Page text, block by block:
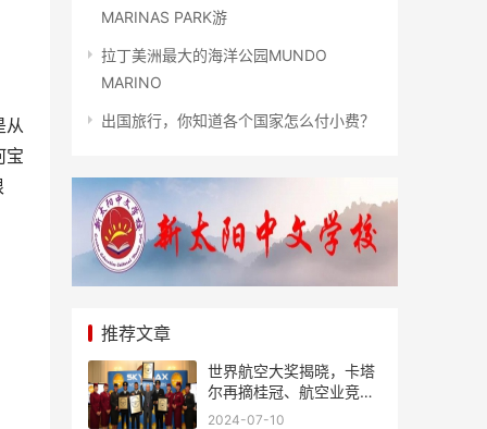
从
宝
MARINAS PARK游
拉丁美洲最大的海洋公园MUNDO
MARINO
出国旅行，你知道各个国家怎么付小费？
推荐文章
世界航空大奖揭晓，卡塔
尔再摘桂冠、航空业竞争
风起云涌
2024-07-10